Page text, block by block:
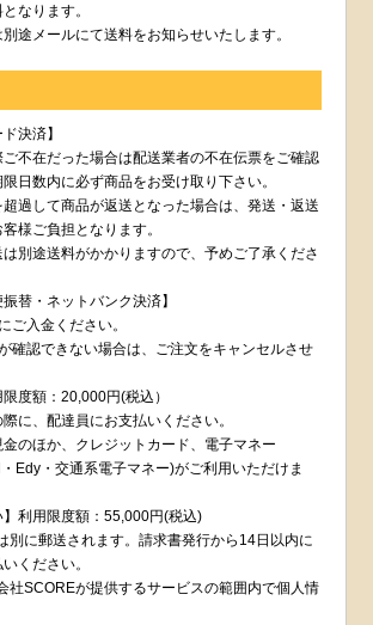
なります。
途メールにて送料をお知らせいたします。
決済】
不在だった場合は配送業者の不在伝票をご確認
日数内に必ず商品をお受け取り下さい。
超過して商品が返送となった場合は、発送・返送
様ご負担となります。
は別途送料がかかりますので、予めご了承くださ
振替・ネットバンク決済】
ご入金ください。
確認できない場合は、ご注文をキャンセルさせ
限度額：20,000円(税込）
に、配達員にお支払いください。
のほか、クレジットカード、電子マネー
Edy・交通系電子マネー)がご利用いただけま
】利用限度額：55,000円(税込)
別に郵送されます。請求書発行から14日以内に
ください。
社SCOREが提供するサービスの範囲内で個人情